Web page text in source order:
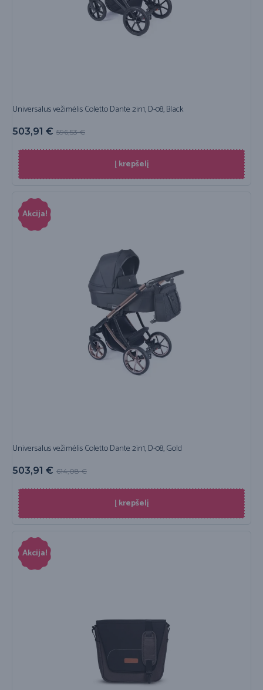
Universalus vežimėlis Coletto Dante 2in1, D-08, Black
596,53€
503,91 €
Į krepšelį
Akcija!
Universalus vežimėlis Coletto Dante 2in1, D-08, Gold
614,08€
503,91 €
Į krepšelį
Akcija!